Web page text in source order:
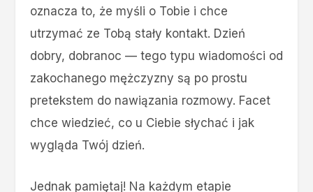
oznacza to, że myśli o Tobie i chce
utrzymać ze Tobą stały kontakt. Dzień
dobry, dobranoc — tego typu wiadomości od
zakochanego mężczyzny są po prostu
pretekstem do nawiązania rozmowy. Facet
chce wiedzieć, co u Ciebie słychać i jak
wygląda Twój dzień.
Jednak pamiętaj! Na każdym etapie